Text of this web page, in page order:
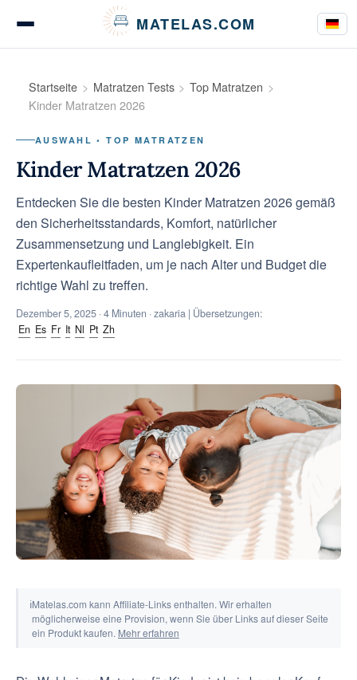
MATELAS.COM
Matratzen Tests & Bewertungen
Kaufberatung
Startseite Matratzen Tests
Top Matratzen
Kinder Matratzen 2026
AUSWAHL • TOP MATRATZEN
Kinder Matratzen 2026
Entdecken Sie die besten Kinder Matratzen 2026 gemäß
den Sicherheitsstandards, Komfort, natürlicher
Zusammensetzung und Langlebigkeit. Ein
Expertenkaufleitfaden, um je nach Alter und Budget die
richtige Wahl zu treffen.
Dezember 5, 2025 · 4 Minuten · zakaria | Übersetzungen:
En Es Fr It Nl Pt Zh
ℹMatelas.com kann Affiliate-Links enthalten. Wir erhalten
möglicherweise eine Provision, wenn Sie über Links auf dieser Seite
ein Produkt kaufen. Mehr erfahren
Cookie-Einstellungen